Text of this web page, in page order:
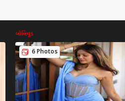
બોલિવૂડ
6 Photos